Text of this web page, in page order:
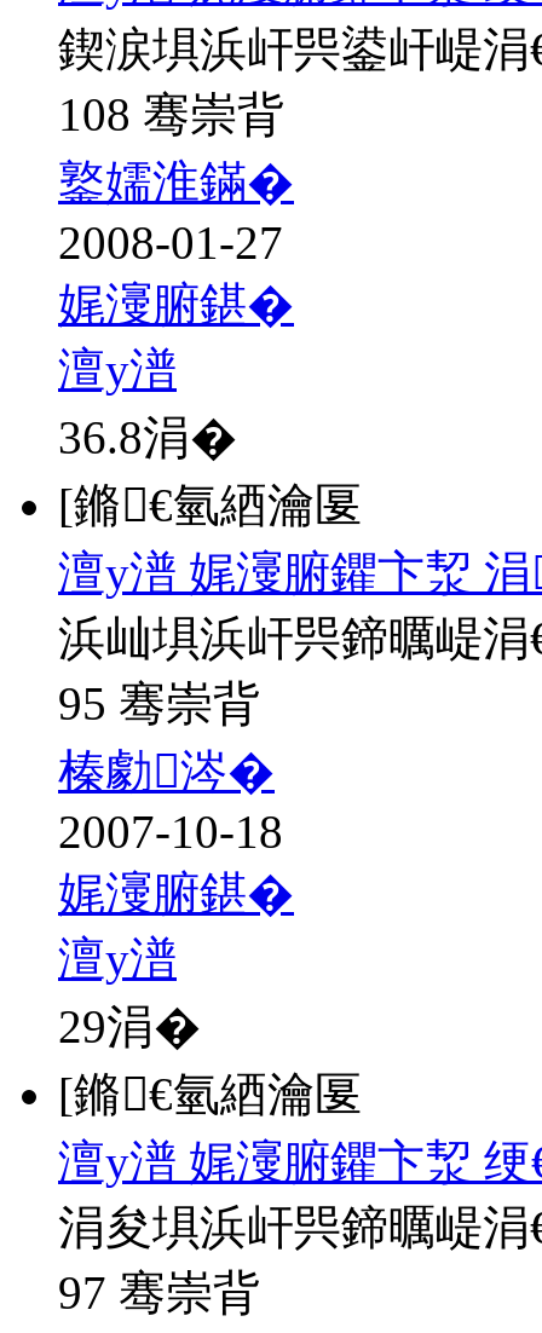
鍥涙埧浜屽巺鍙屽崼涓
108 骞崇背
鐜嬬淮鏋�
2008-01-27
娓濅腑鍖�
澶у潽
36.8涓�
[鏅€氫綇瀹匽
澶у潽 娓濅腑鑺卞洯
浜屾埧浜屽巺鍗曞崼涓
95 骞崇背
榛勮涔�
2007-10-18
娓濅腑鍖�
澶у潽
29涓�
[鏅€氫綇瀹匽
澶у潽 娓濅腑鑺卞洯
涓夋埧浜屽巺鍗曞崼
97 骞崇背